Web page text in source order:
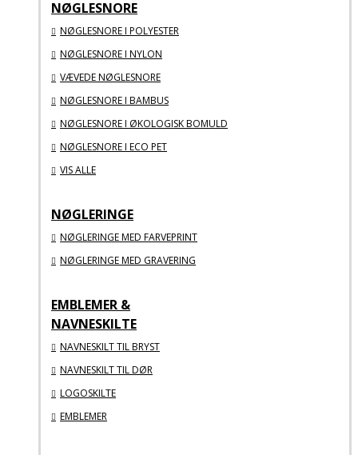
NØGLESNORE
NØGLESNORE I POLYESTER
NØGLESNORE I NYLON
VÆVEDE NØGLESNORE
NØGLESNORE I BAMBUS
NØGLESNORE I ØKOLOGISK BOMULD
NØGLESNORE I ECO PET
VIS ALLE
NØGLERINGE
NØGLERINGE MED FARVEPRINT
NØGLERINGE MED GRAVERING
EMBLEMER &
NAVNESKILTE
NAVNESKILT TIL BRYST
NAVNESKILT TIL DØR
LOGOSKILTE
EMBLEMER